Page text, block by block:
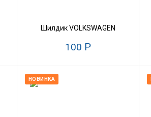
Шилдик VOLKSWAGEN
100 Р
НОВИНКА